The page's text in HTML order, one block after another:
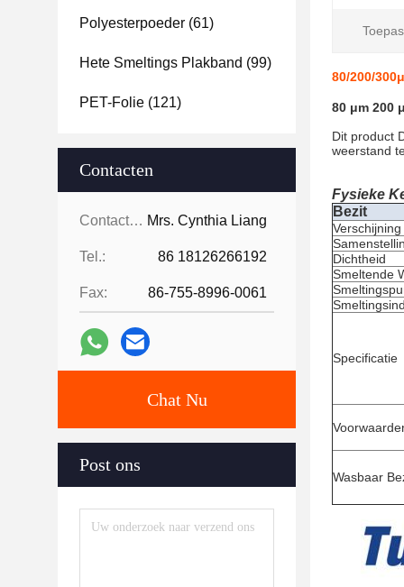
Polyesterpoeder (61)
Hete Smeltings Plakband (99)
PET-Folie (121)
Contacten
Contacten: Mrs. Cynthia Liang
Tel.: 86 18126266192
Fax: 86-755-8996-0061
Chat Nu
Post ons
80/200/
80 μm 200
Dit product
weerstand
Fysieke
Bezit
Verschijning
Dichtheid
Smeltende
Specificatie
Wasbaar